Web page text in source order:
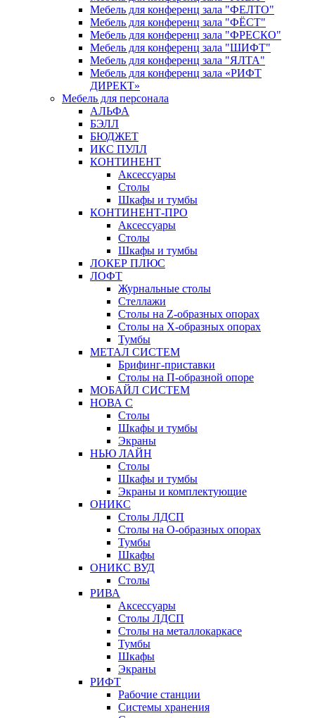
Мебель для конференц зала "ФЕЛТО"
Мебель для конференц зала "ФЁСТ"
Мебель для конференц зала "ФРЕСКО"
Мебель для конференц зала "ШИФТ"
Мебель для конференц зала "ЯЛТА"
Мебель для конференц зала «РИФТ
ДИРЕКТ»
Мебель для персонала
АЛЬФА
БЭЛЛ
БЮДЖЕТ
ИКС ПУЛЛ
КОНТИНЕНТ
Аксессуары
Столы
Шкафы и тумбы
КОНТИНЕНТ-ПРО
Аксессуары
Столы
Шкафы и тумбы
ЛОКЕР ПЛЮС
ЛОФТ
Журнальные столы
Стеллажи
Столы на Z-образных опорах
Столы на Х-образных опорах
Тумбы
МЕТАЛ СИСТЕМ
Брифинг-приставки
Столы на П-образной опоре
МОБАЙЛ СИСТЕМ
НОВА С
Столы
Шкафы и тумбы
Экраны
НЬЮ ЛАЙН
Столы
Шкафы и тумбы
Экраны и комплектующие
ОНИКС
Столы ЛДСП
Столы на О-образных опорах
Тумбы
Шкафы
ОНИКС ВУД
Столы
РИВА
Аксессуары
Столы ЛДСП
Столы на металлокаркасе
Тумбы
Шкафы
Экраны
РИФТ
Рабочие станции
Системы хранения